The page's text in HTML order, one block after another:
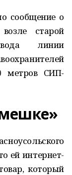
сообщение о
старой
линии
метров СИП-
ей интернет-
который